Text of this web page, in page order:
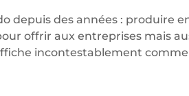
depuis des années : produire
offrir aux entreprises mais
incontestablement